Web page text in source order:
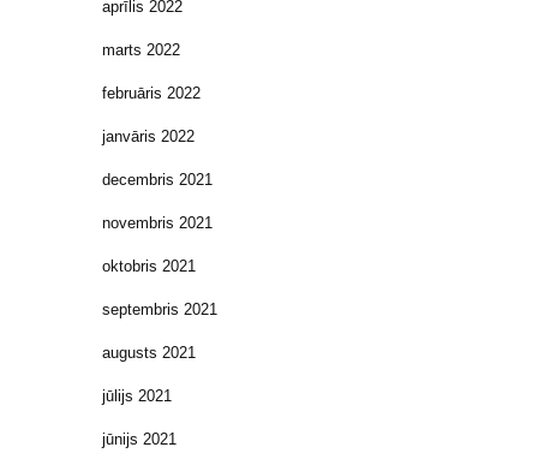
aprīlis 2022
marts 2022
februāris 2022
janvāris 2022
decembris 2021
novembris 2021
oktobris 2021
septembris 2021
augusts 2021
jūlijs 2021
jūnijs 2021